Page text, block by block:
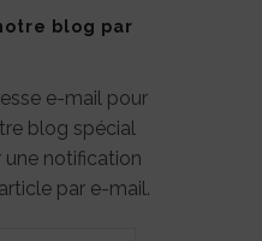
blog par
e-mail pour
blog spécial
notification
par e-mail.